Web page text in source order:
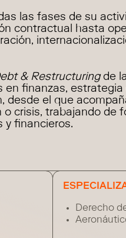
las fases de su
contractual hasta
& Restructuringde
en finanzas, estrategia
desde el que
crisis, trabajando de
y financieros.
Derecho